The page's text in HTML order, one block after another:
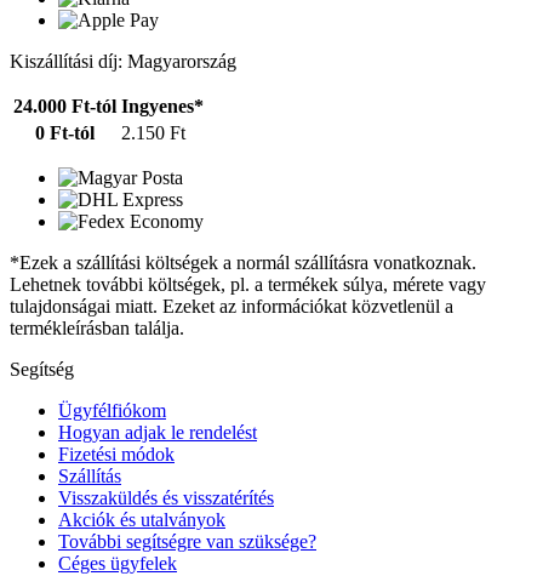
Kiszállítási díj: Magyarország
24.000 Ft-tól Ingyenes*
0 Ft-tól
2.150 Ft
*Ezek a szállítási költségek a normál szállításra vonatkoznak.
Lehetnek további költségek, pl. a termékek súlya, mérete vagy
tulajdonságai miatt. Ezeket az információkat közvetlenül a
termékleírásban találja.
Segítség
Ügyfélfiókom
Hogyan adjak le rendelést
Fizetési módok
Szállítás
Visszaküldés és visszatérítés
Akciók és utalványok
További segítségre van szüksége?
Céges ügyfelek